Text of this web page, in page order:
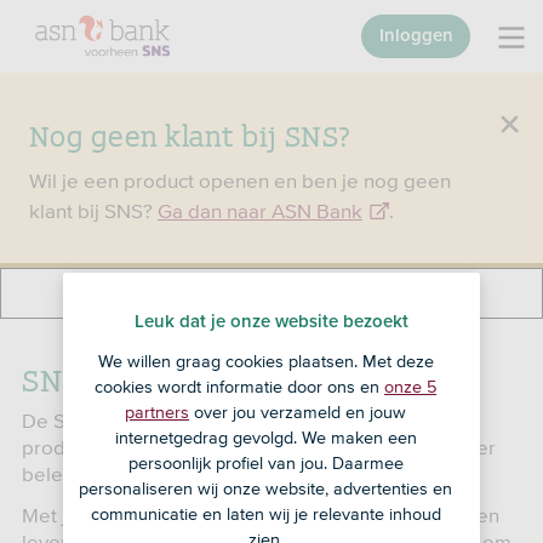
Nog geen klant bij SNS?
Wil je een product openen en ben je nog geen
klant bij SNS? Ga dan naar ASN Bank .
Inloggen
SNS Depothypotheek
De SNS Depothypotheek is een combinatie van 2
producten: een SNS Spaarhypotheek (met of zonder
beleggen) en het Premiedepot.
Met je spaarhypotheek spaar en/of beleg je met een
Leuk dat je onze website bezoekt
We willen graag cookies plaatsen. Met deze
cookies wordt informatie door ons en onze 5
partners over jou verzameld en jouw
internetgedrag gevolgd. We maken een
persoonlijk profiel van jou. Daarmee
personaliseren wij onze website, advertenties en
communicatie en laten wij je relevante inhoud